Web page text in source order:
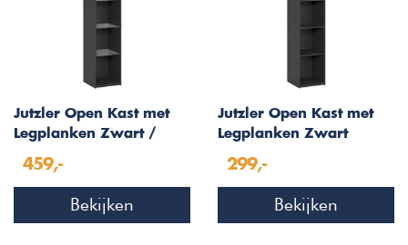
Jutzler Open Kast met
Legplanken Zwart /
459,-
Bekijken
Jutzler Open Kast met
Legplanken Zwart
299,-
Bekijken